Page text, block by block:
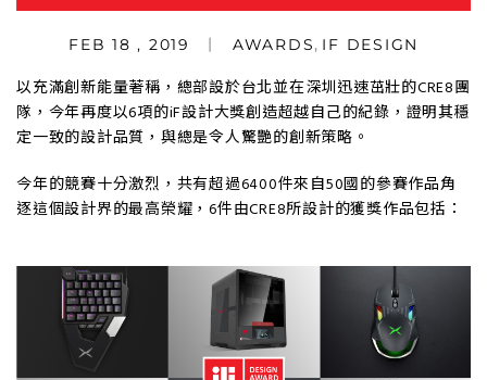
FEB 18 , 2019 AWARDS, IF DESIGN
以充滿創新能量著稱，總部設於台北並在深圳迅速茁壯的CRE8團
隊，今年再度以6項的iF設計大獎創造超越自己的紀錄，證明其穩
定一致的設計品質，與總是令人驚艷的創新策略。
今年的競賽十分激烈，共有超過6400件來自50國的參賽作品角
逐這個設計界的最高榮耀，6件由CRE8所設計的獲獎作品包括：